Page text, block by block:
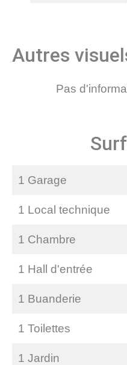
Autres
Pas
1 Garage
1 Local technique
1 Chambre
1 Hall d'entrée
1 Buanderie
1 Toilettes
1 Jardin